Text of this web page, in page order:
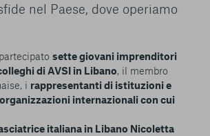
nel Paese, dove operiamo
sette giovani imprenditori
di AVSI in Libano, il membro
i rappresentanti di istituzioni e
internazionali con cui
italiana in Libano Nicoletta